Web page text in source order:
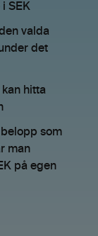
SEK
valda
det
kan hitta
som
man
på egen